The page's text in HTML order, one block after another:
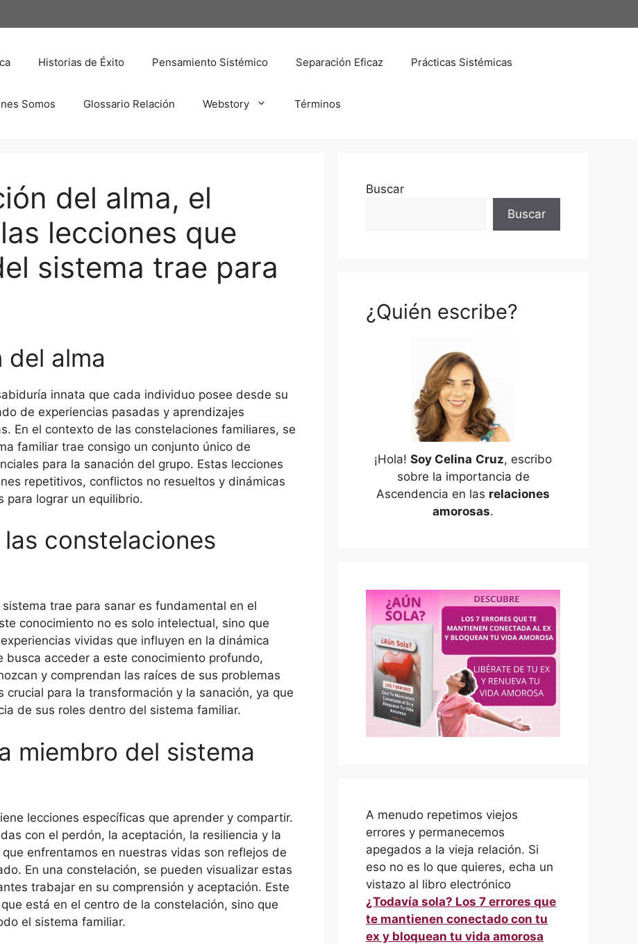
Historias de Éxito Pensamiento Sistémico Separación Eficaz Prácticas Sistémicas
Somos Glossario Relación Webstory Términos
del alma, el
lecciones que
sistema trae para
del alma
innata que cada individuo posee desde su
de experiencias pasadas y aprendizajes
En el contexto de las constelaciones familiares, se
familiar trae consigo un conjunto único de
para la sanación del grupo. Estas lecciones
repetitivos, conflictos no resueltos y dinámicas
para lograr un equilibrio.
constelaciones
trae para sanar es fundamental en el
conocimiento no es solo intelectual, sino que
vividas que influyen en la dinámica
busca acceder a este conocimiento profundo,
y comprendan las raíces de sus problemas
crucial para la transformación y la sanación, ya que
de sus roles dentro del sistema familiar.
miembro del sistema
lecciones específicas que aprender y compartir.
con el perdón, la aceptación, la resiliencia y la
enfrentamos en nuestras vidas son reflejos de
En una constelación, se pueden visualizar estas
trabajar en su comprensión y aceptación. Este
está en el centro de la constelación, sino que
el sistema familiar.
Buscar
Buscar
¿Quién escribe?
¡Hola! Soy Celina Cruz, escribo
sobre la importancia de
Ascendencia en las relaciones
amorosas.
A menudo repetimos viejos
errores y permanecemos
apegados a la vieja relación. Si
eso no es lo que quieres, echa un
vistazo al libro electrónico
¿Todavía sola? Los 7 errores que
te mantienen conectado con tu
ex y bloquean tu vida amorosa